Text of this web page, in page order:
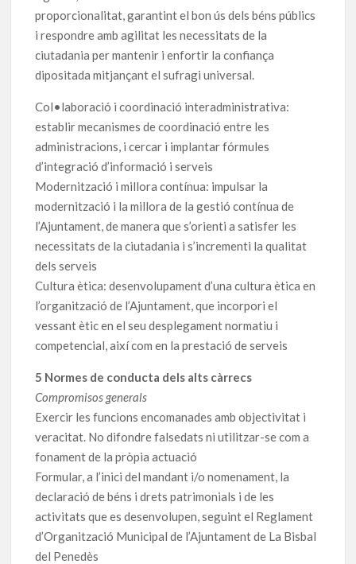
proporcionalitat, garantint el bon ús dels béns públics
i respondre amb agilitat les necessitats de la
ciutadania per mantenir i enfortir la confiança
dipositada mitjançant el sufragi universal.
Col•laboració i coordinació interadministrativa:
establir mecanismes de coordinació entre les
administracions, i cercar i implantar fórmules
d’integració d’informació i serveis
Modernització i millora contínua: impulsar la
modernització i la millora de la gestió contínua de
l’Ajuntament, de manera que s’orienti a satisfer les
necessitats de la ciutadania i s’incrementi la qualitat
dels serveis
Cultura ètica: desenvolupament d’una cultura ètica en
l’organització de l’Ajuntament, que incorpori el
vessant ètic en el seu desplegament normatiu i
competencial, així com en la prestació de serveis
5 Normes de conducta dels alts càrrecs
Compromisos generals
Exercir les funcions encomanades amb objectivitat i
veracitat. No difondre falsedats ni utilitzar-se com a
fonament de la pròpia actuació
Formular, a l’inici del mandant i/o nomenament, la
declaració de béns i drets patrimonials i de les
activitats que es desenvolupen, seguint el Reglament
d’Organització Municipal de l’Ajuntament de La Bisbal
del Penedès